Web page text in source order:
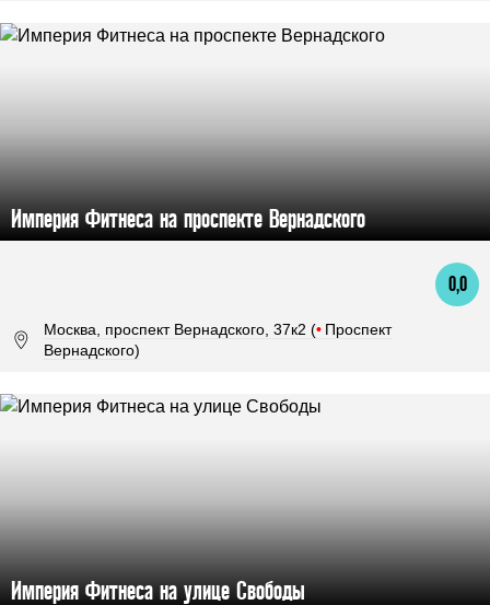
Империя Фитнеса на проспекте Вернадского
0,0
Москва, проспект Вернадского, 37к2 (• Проспект
Вернадского)
Империя Фитнеса на улице Свободы